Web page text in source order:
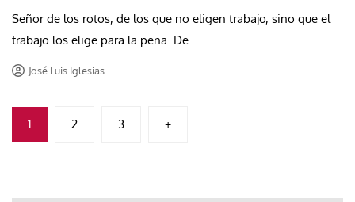
Señor de los rotos, de los que no eligen trabajo, sino que el
trabajo los elige para la pena. De
José Luis Iglesias
Paginación
de
1 2 3 +